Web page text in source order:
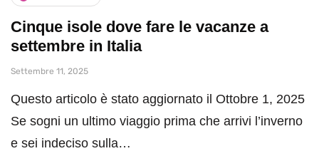
Cinque isole dove fare le vacanze a
settembre in Italia
Settembre 11, 2025
Questo articolo è stato aggiornato il Ottobre 1, 2025
Se sogni un ultimo viaggio prima che arrivi l’inverno
e sei indeciso sulla…